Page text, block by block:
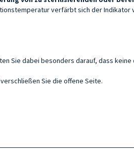
verfärbt sich der Indikator
Sie dabei besonders darauf, dass
Sie die offene Seite.